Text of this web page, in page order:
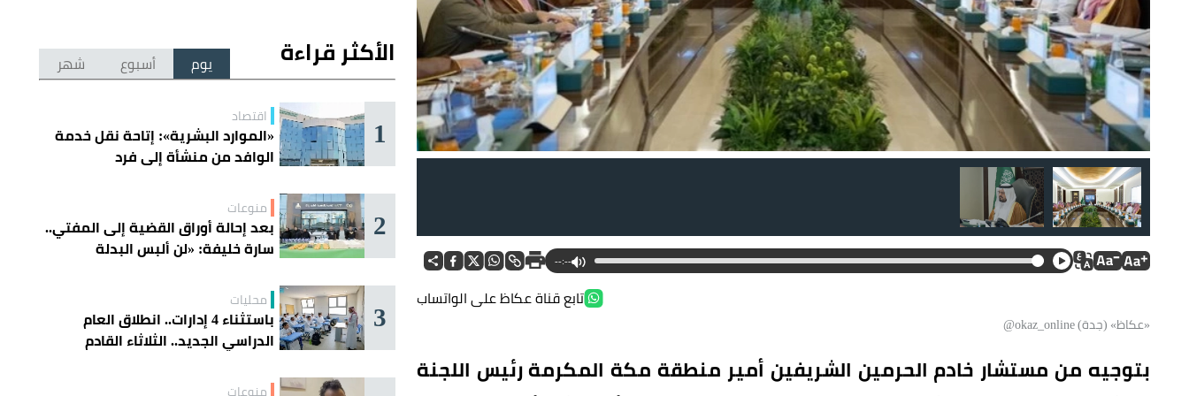
نائب أمير منطقة مكة الأمير سعود بن مشعل بن عبدالعزيز، خلال ترؤوسه اجتماع لجنة الحج لبحث جاهزية الجهات.
--:--
تابع قناة عكاظ على الواتساب
«عكاظ» (جدة) okaz_online@
بتوجيه من مستشار خادم الحرمين الشريفين أمير منطقة مكة المكرمة رئيس اللجنة
الأكثر قراءة يوم أسبوع شهر
1 اقتصاد
«الموارد البشرية»: إتاحة نقل خدمة
الوافد من منشأة إلى فرد
2 منوعات
بعد إحالة أوراق القضية إلى المفتي..
سارة خليفة: «لن ألبس البدلة
3 محليات
باستثناء 4 إدارات.. انطلاق العام
الدراسي الجديد.. الثلاثاء القادم
منوعات